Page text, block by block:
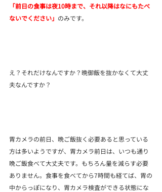
「前日の食事は夜10時まで、それ以降はなにもたべ
ないでください」 のみです。
え？それだけなんですか？晩御飯を抜かなくて大丈
夫なんですか？
胃カメラの前日、晩ご飯抜く必要あると思っている
方は多いようですが、胃カメラ前日は、いつも通り
晩ご飯食べて大丈夫です。もちろん量を減らす必要
ありません。食事を食べてから7時間も経てば、胃の
中からっぽになり、胃カメラ検査ができる状態にな